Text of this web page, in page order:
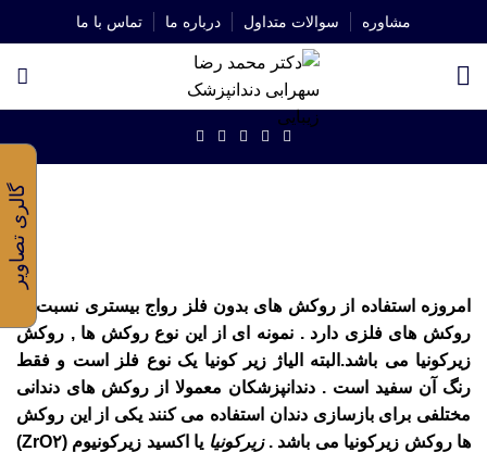
مشاوره سوالات متداول درباره ما تماس با ما
امروزه استفاده از روکش های بدون فلز رواج بیستری نسبت به
روکش های فلزی دارد . نمونه ای از این نوع روکش ها , روکش
زیرکونیا می باشد.البته الیاژ زیر کونیا یک نوع فلز است و فقط
رنگ آن سفید است . دندانپزشکان معمولا از روکش های دندانی
مختلفی برای بازسازی دندان استفاده می کنند یکی از این روکش
ها روکش زیرکونیا می باشد .زیرکونیا
یا اکسید زیرکونیوم (ZrO۲)
شروع به تایپ کنید تا پستهای مورد نظر خود را ببینید.
گالری تصاویر